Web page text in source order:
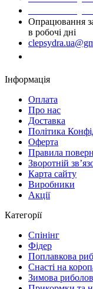
Опрацювання
в робочі дні
Інформація
Оплата
Про нас
Доставка
Політика
Оферта
Правила
Зворотній
Карта сайту
Виробники
Акції
Категорії
Спінінг
Фідер
Поплавкова
Снасті на
Зимова